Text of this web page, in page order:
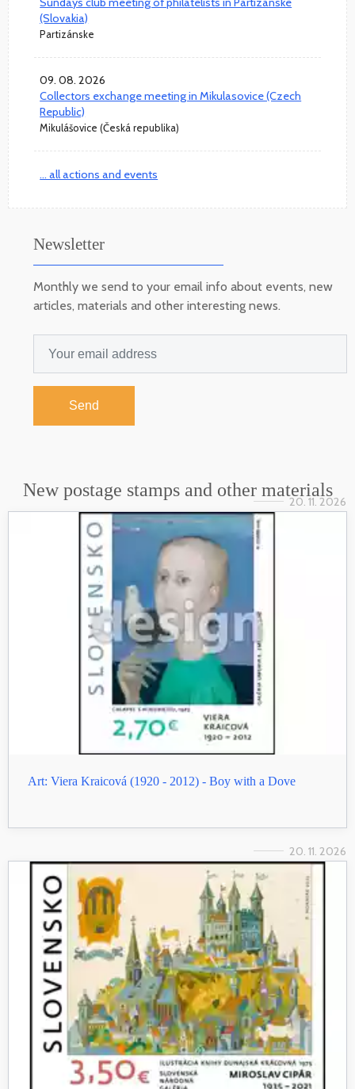
(Slovakia)
Partizánske
09. 08. 2026
Collectors exchange meeting in Mikulasovice (Czech
Republic)
Mikulášovice (Česká republika)
... all actions and events
Newsletter
Monthly we send to your email info about events, new
articles, materials and other interesting news.
Send
New postage stamps and other materials
20. 11. 2026
Art: Viera Kraicová (1920 - 2012) - Boy with a Dove
20. 11. 2026